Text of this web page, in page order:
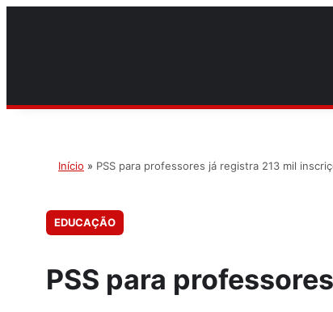
Início » PSS para professores já registra 213 mil
EDUCAÇÃO
PSS para